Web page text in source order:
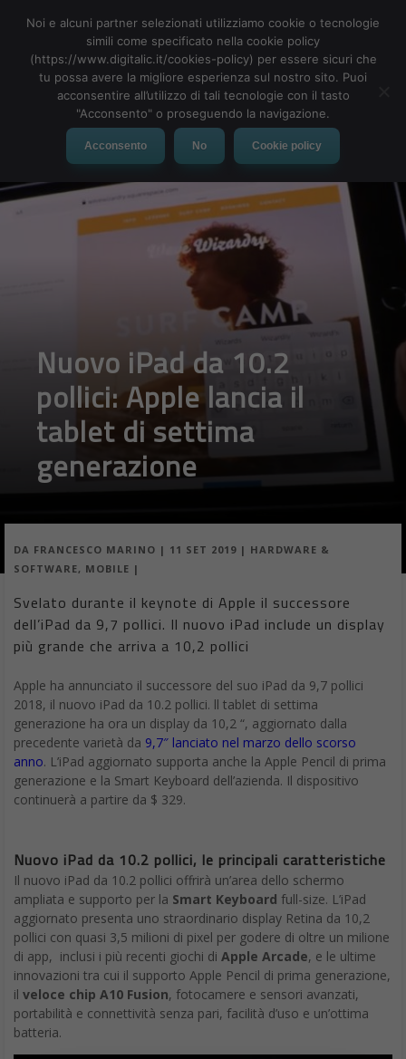
MENU
Nuovo iPad da 10.2
pollici: Apple lancia il
tablet di settima
generazione
DA FRANCESCO MARINO | 11 SET 2019 | HARDWARE &
SOFTWARE, MOBILE |
Svelato durante il keynote di Apple il successore
dell’iPad da 9,7 pollici. Il nuovo iPad include un display
più grande che arriva a 10,2 pollici
Apple ha annunciato il successore del suo iPad da 9,7 pollici
2018, il nuovo iPad da 10.2 pollici. ll tablet di settima
generazione ha ora un display da 10,2 “, aggiornato dalla
precedente varietà da 9,7″ lanciato nel marzo dello scorso
anno. L’iPad aggiornato supporta anche la Apple Pencil di prima
generazione e la Smart Keyboard dell’azienda. Il dispositivo
continuerà a partire da $ 329.
Nuovo iPad da 10.2 pollici, le principali caratteristiche
Il nuovo iPad da 10.2 pollici offrirà un’area dello schermo
ampliata e supporto per la Smart Keyboard full-size. L’iPad
aggiornato presenta uno straordinario display Retina da 10,2
pollici con quasi 3,5 milioni di pixel per godere di oltre un milione
di app, inclusi i più recenti giochi di Apple Arcade, e le ultime
innovazioni tra cui il supporto Apple Pencil di prima generazione,
il veloce chip A10 Fusion, fotocamere e sensori avanzati,
portabilità e connettività senza pari, facilità d’uso e un’ottima
batteria.
Noi e alcuni partner selezionati utilizziamo cookie o tecnologie
simili come specificato nella cookie policy
(https://www.digitalic.it/cookies-policy) per essere sicuri che
tu possa avere la migliore esperienza sul nostro sito. Puoi
acconsentire all’utilizzo di tali tecnologie con il tasto
"Acconsento" o proseguendo la navigazione.
Acconsento No Cookie policy